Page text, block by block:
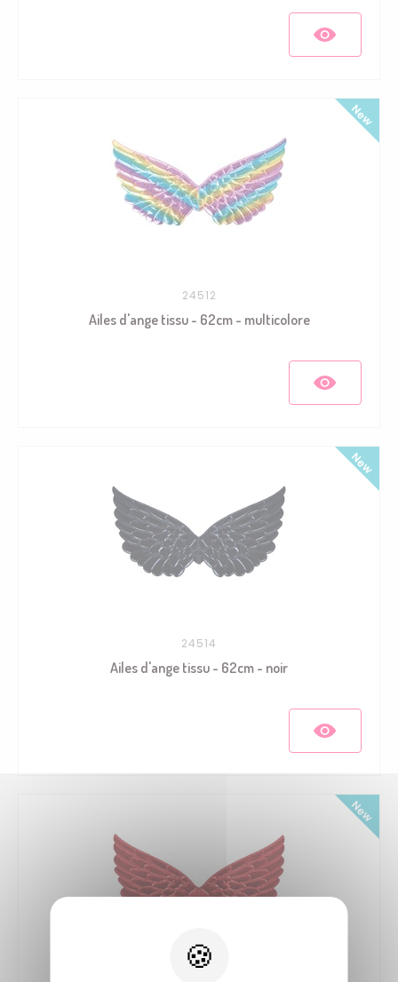
24512
Ailes d'ange tissu - 62cm - multicolore
24514
Ailes d'ange tissu - 62cm - noir